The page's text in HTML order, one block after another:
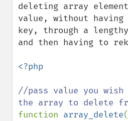
deleting array
value, without
key, through a
and then having to
<?php
//pass value you
function array_delete(